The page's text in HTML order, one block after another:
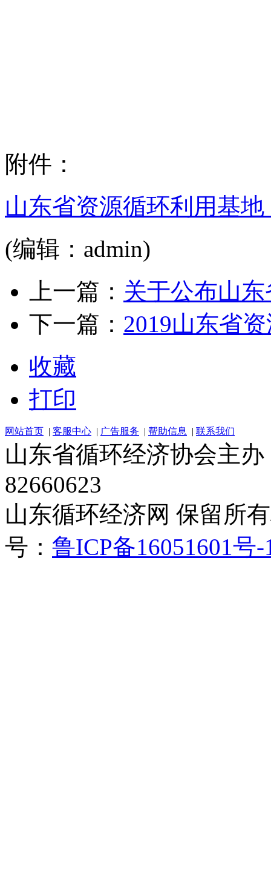
附件：
山东省资源循环利用基
(编辑：admin)
上一篇： 关于公布山
下一篇： 2019山东省
收藏
打印
网站首页 | 客服中心 | 广告服务 | 帮助信息 | 联系我们
山东省循环经济协会主办
82660623
山东循环经济网 保留所
号： 鲁ICP备16051601号-